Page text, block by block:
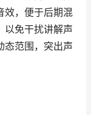
效，便于后期混
以免干扰讲解声
态范围，突出声